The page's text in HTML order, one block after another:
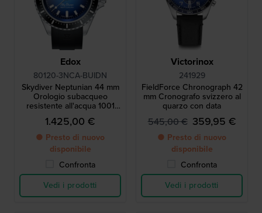
Edox
80120-3NCA-BUIDN
Skydiver Neptunian 44 mm
Orologio subacqueo
resistente all'acqua 1001
metri con valvola dell'elio
1.425,00 €
● Presto di nuovo
disponibile
Confronta
Vedi i prodotti
Victorinox
241929
FieldForce Chronograph 42
mm Cronografo svizzero al
quarzo con data
545,00 € 359,95 €
● Presto di nuovo
disponibile
Confronta
Vedi i prodotti